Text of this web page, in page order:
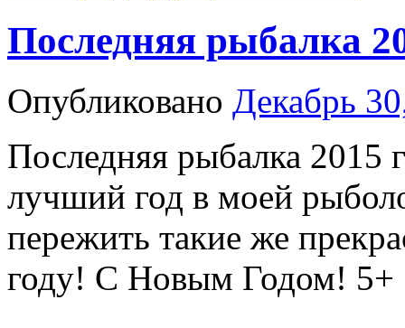
Последняя рыбалка
Опубликовано Декабрь
Последняя рыбалка 2015
лучший год в моей
пережить такие же
году! С Новым Годом! 5+